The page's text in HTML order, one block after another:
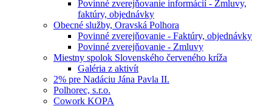
Povinné zverejňovanie informácií - Zmluvy,
faktúry, objednávky
Obecné služby, Oravská Polhora
Povinné zverejňovanie - Faktúry, objednávky
Povinné zverejňovanie - Zmluvy
Miestny spolok Slovenského červeného kríža
Galéria z aktivít
2% pre Nadáciu Jána Pavla II.
Polhorec, s.r.o.
Cowork KOPA